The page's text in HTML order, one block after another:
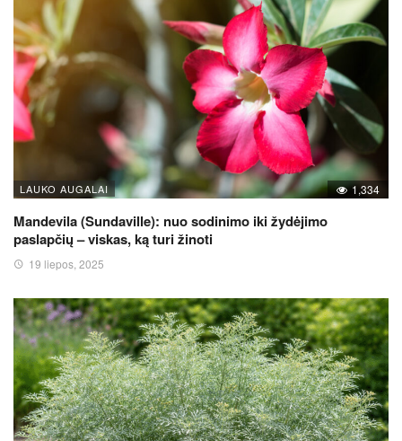
LAUKO AUGALAI 1,334
Mandevila (Sundaville): nuo sodinimo iki žydėjimo
paslapčių – viskas, ką turi žinoti
19 liepos, 2025